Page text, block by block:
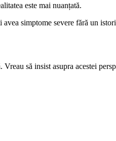
este mai nuanțată.
simptome severe fără un
să insist asupra acestei